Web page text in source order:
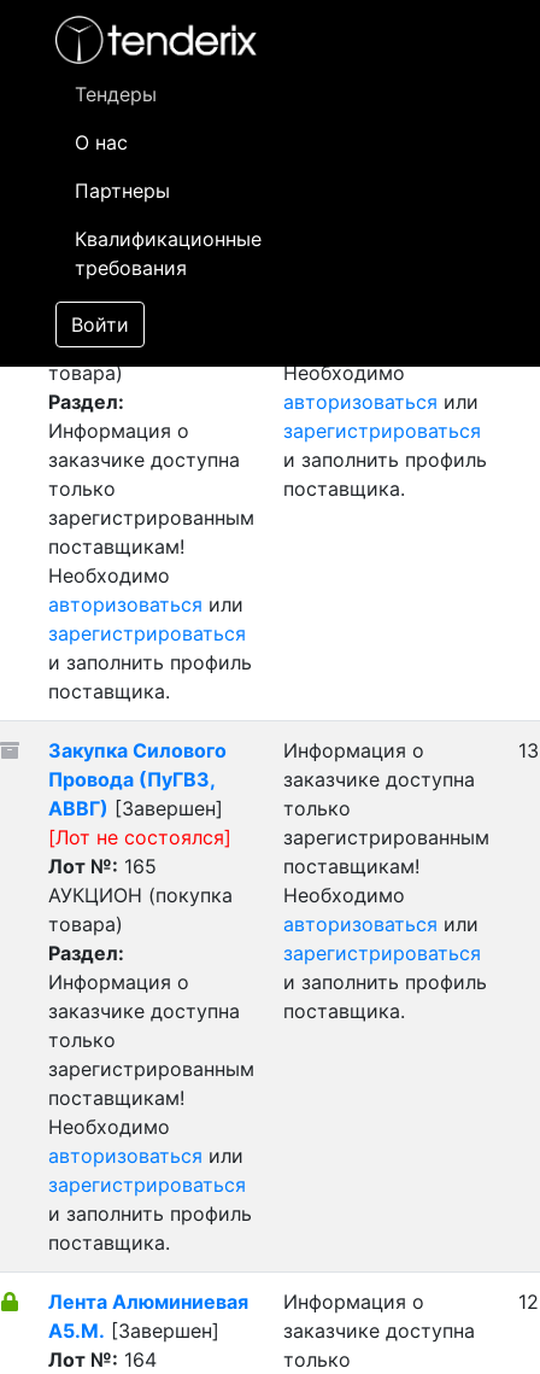
Тендеры
О нас
Партнеры
Квалификационные
требования
Войти
- активный лот
- сохраненный лот (не опубликован)
Закупка Приборов
(Датчик давления)
[Завершен]
Лот №:166
АУКЦИОН (покупка
товара)
Раздел:
Информация о
заказчике доступна
только
зарегистрированным
поставщикам!
Необходимо
авторизоваться или
зарегистрироваться
и заполнить профиль
поставщика.
Необходимо
авторизоваться или
зарегистрироваться
и заполнить профиль
поставщика.
Закупка Силового
Провода (ПуГВ3,
АВВГ) [Завершен]
[Лот не состоялся]
Лот №: 165
АУКЦИОН (покупка
товара)
Раздел:
Информация о
заказчике доступна
только
зарегистрированным
поставщикам!
Необходимо
авторизоваться или
зарегистрироваться
и заполнить профиль
поставщика.
Информация о
заказчике доступна
только
зарегистрированным
поставщикам!
Необходимо
авторизоваться или
зарегистрироваться
и заполнить профиль
поставщика.
Лента Алюминиевая
А5.М. [Завершен]
Лот №: 164
Информация о
заказчике доступна
только